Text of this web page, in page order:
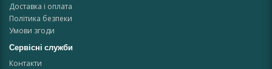
Доставка і оплата
Політика безпеки
Умови згоди
Сервісні служби
Контакти